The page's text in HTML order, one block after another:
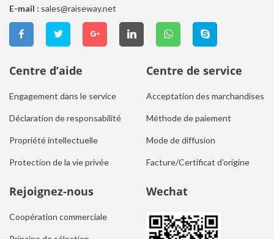
E-mail : sales@raiseway.net
Centre d’aide
Engagement dans le service
Déclaration de responsabilité
Propriété intellectuelle
Protection de la vie privée
Centre de service
Acceptation des marchandises
Méthode de paiement
Mode de diffusion
Facture/Certificat d’origine
Rejoignez-nous
Coopération commerciale
Wechat